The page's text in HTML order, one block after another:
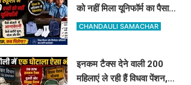
को नहीं मिला यूनिफॉर्म का पैसा,
अधिकारी दे रहे हैं ऐसी दलील
CHANDAULI SAMACHAR
इनकम टैक्स देने वाली 200
महिलाएं ले रही हैं विधवा पेंशन,